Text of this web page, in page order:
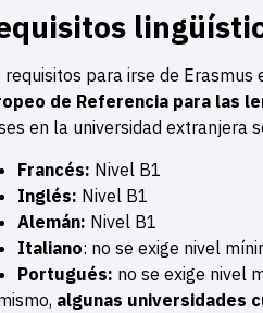
requisitos para irse de
de Referencia para las
en la universidad extranjera
Francés: Nivel B1
Inglés: Nivel B1
Alemán: Nivel B1
Italiano: no se exige nivel
Portugués: no se exige nivel
algunas universidades